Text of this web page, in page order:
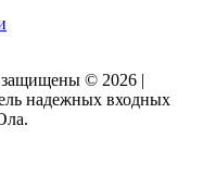
защищены © 2026 |
надежных входных